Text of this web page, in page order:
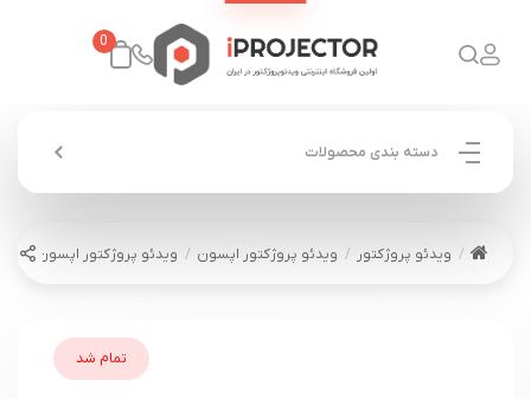
0
دسته بندی محصولات
ویدئو پروژکتور ویدئو پروژکتور اپسون ویدئو پروژکتور اپسون EPSON EH-LS9000
تمام شد